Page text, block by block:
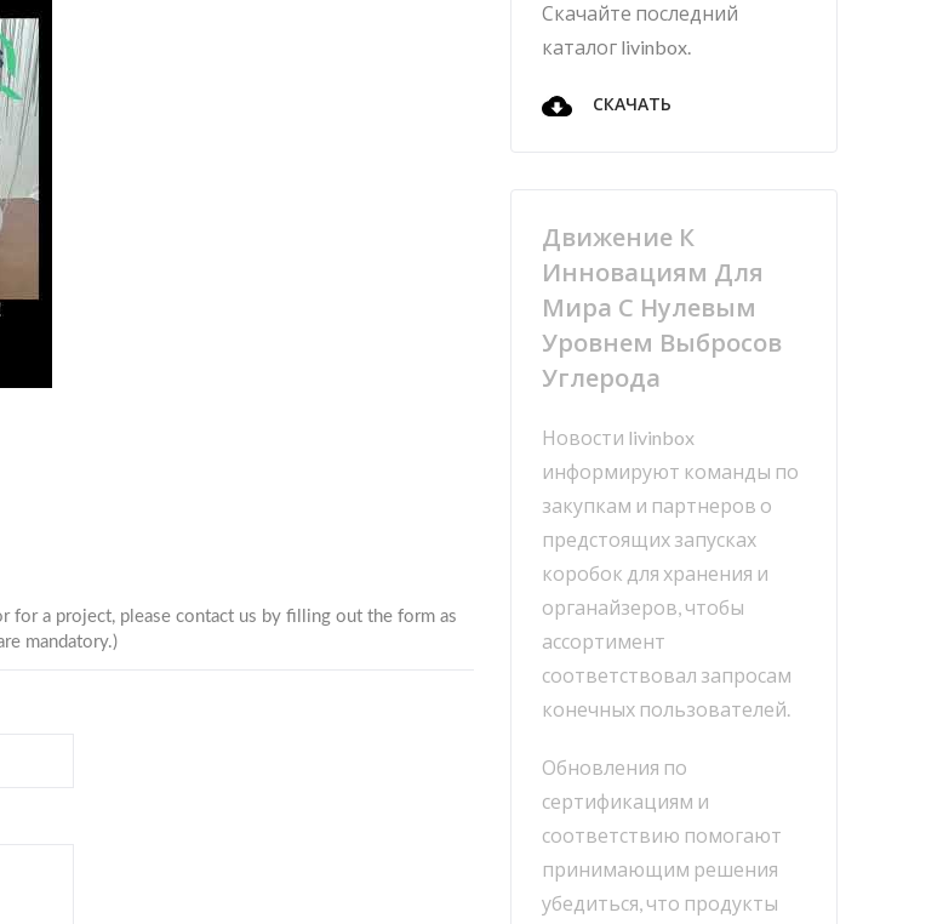
мира с нулевым уровнем выбросов углерода
Скачайте последний
каталог livinbox.
СКАЧАТЬ
Движение К
Инновациям Для
Мира С Нулевым
Уровнем Выбросов
Углерода
Новости livinbox
информируют команды по
закупкам и партнеров о
предстоящих запусках
коробок для хранения и
органайзеров, чтобы
ассортимент
соответствовал запросам
конечных пользователей.
Обновления по
сертификациям и
соответствию помогают
принимающим решения
убедиться, что продукты